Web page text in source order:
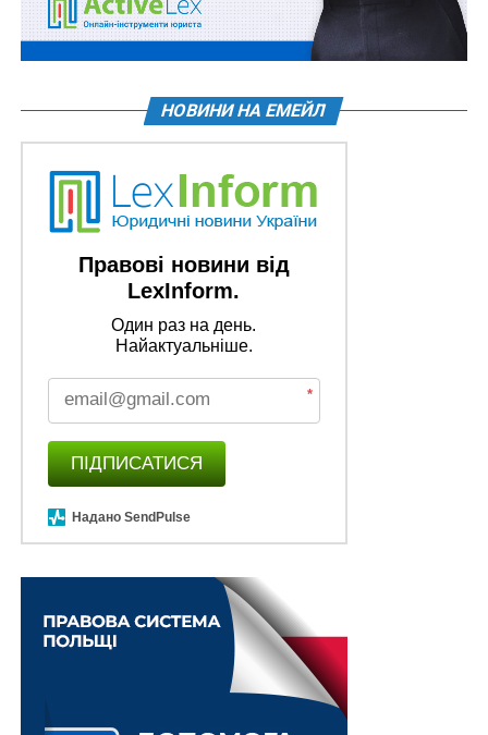
Читайте також: Штраф застосовується лише до
власні кошти або майно, на яке може бути
звернено стягнення
Змінами до пп. 1.1 п. 16-1 підрозд. 10 розд. ХХ
Кодексу уточнено, що військовий збір для платників
збору, зазначених у пп.2та3 цього підпункту,
2024 р.) по 31 грудня року, у якому буде припинено
або скасовано воєнний стан.
Нагадаємо, військовий збір підвищено до 5%,
проте не для всіх
Також зверніть увагу на Правові позиції Верховного
Суду щодо кримінальних правопорушень, пов’язаних
з війною,та збірникВоєнний стан. Всі нормативні
ресурси.
Схожі статті:
Збільшений податок на прибуток банки
сплачуватимуть і в 2027 році
НОВИНИ НА ЕМЕЙЛ
Правові новини від
LexInform.
Один раз на день.
Найактуальніше.
*
ПІДПИСАТИСЯ
Надано SendPulse